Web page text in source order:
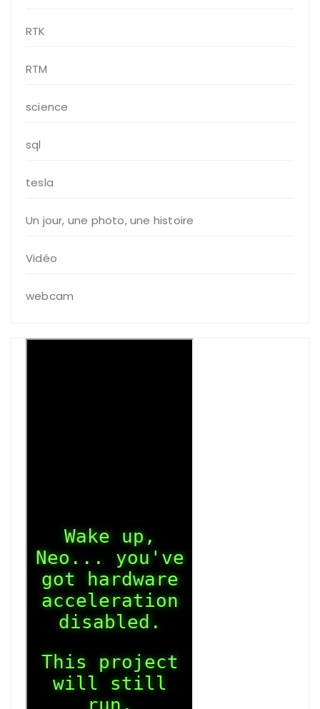
RTK
RTM
science
sql
tesla
Un jour, une photo, une histoire
Vidéo
webcam